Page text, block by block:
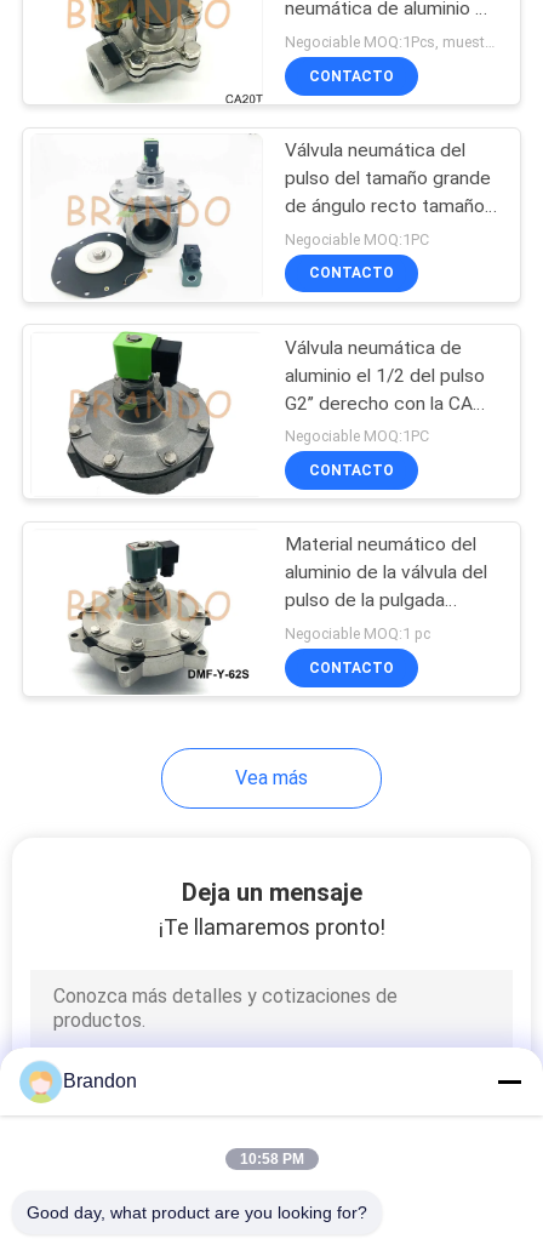
Válvula del jet del
pulso
Válvula
electromagnética de
la refrigeración
colocaciones de
manguera
neumáticas
Cilindros de aire
Lubricador del
regulador del filtro
neumática de aluminio de
3/4 pulgada del pulso
CONTACTO
Válvula neumática del
pulso del tamaño grande
de ángulo recto tamaño
del puerto de 3 pulgadas
para el retiro de polvo
Negociable MOQ:1PC
CONTACTO
Válvula neumática de
aluminio el 1/2 del pulso
G2” derecho con la CA
220v DMF-T-62S
Negociable MOQ:1PC
CONTACTO
Material neumático del
aluminio de la válvula del
pulso de la pulgada
media de la presión 2 el
1/2
Negociable MOQ:1 pc
CONTACTO
Vea más
Deja un mensaje
¡Te llamaremos pronto!
Brandon
10:58 PM
Good day, what product are you looking for?